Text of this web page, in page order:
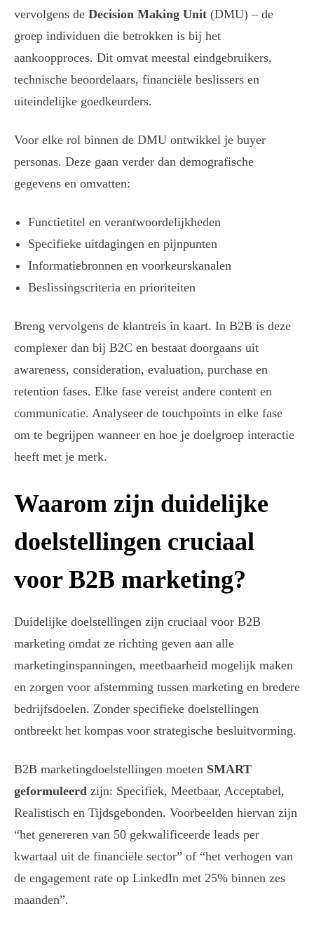
vervolgens de Decision Making Unit (DMU) – de
groep individuen die betrokken is bij het
aankoopproces. Dit omvat meestal eindgebruikers,
technische beoordelaars, financiële beslissers en
uiteindelijke goedkeurders.
Voor elke rol binnen de DMU ontwikkel je buyer
personas. Deze gaan verder dan demografische
gegevens en omvatten:
Functietitel en verantwoordelijkheden
Specifieke uitdagingen en pijnpunten
Informatiebronnen en voorkeurskanalen
Beslissingscriteria en prioriteiten
Breng vervolgens de klantreis in kaart. In B2B is deze
complexer dan bij B2C en bestaat doorgaans uit
awareness, consideration, evaluation, purchase en
retention fases. Elke fase vereist andere content en
communicatie. Analyseer de touchpoints in elke fase
om te begrijpen wanneer en hoe je doelgroep interactie
heeft met je merk.
Waarom zijn duidelijke
doelstellingen cruciaal
voor B2B marketing?
Duidelijke doelstellingen zijn cruciaal voor B2B
marketing omdat ze richting geven aan alle
marketinginspanningen, meetbaarheid mogelijk maken
en zorgen voor afstemming tussen marketing en bredere
bedrijfsdoelen. Zonder specifieke doelstellingen
ontbreekt het kompas voor strategische besluitvorming.
B2B marketingdoelstellingen moeten SMART
geformuleerd zijn: Specifiek, Meetbaar, Acceptabel,
Realistisch en Tijdsgebonden. Voorbeelden hiervan zijn
“het genereren van 50 gekwalificeerde leads per
kwartaal uit de financiële sector” of “het verhogen van
de engagement rate op LinkedIn met 25% binnen zes
maanden”.